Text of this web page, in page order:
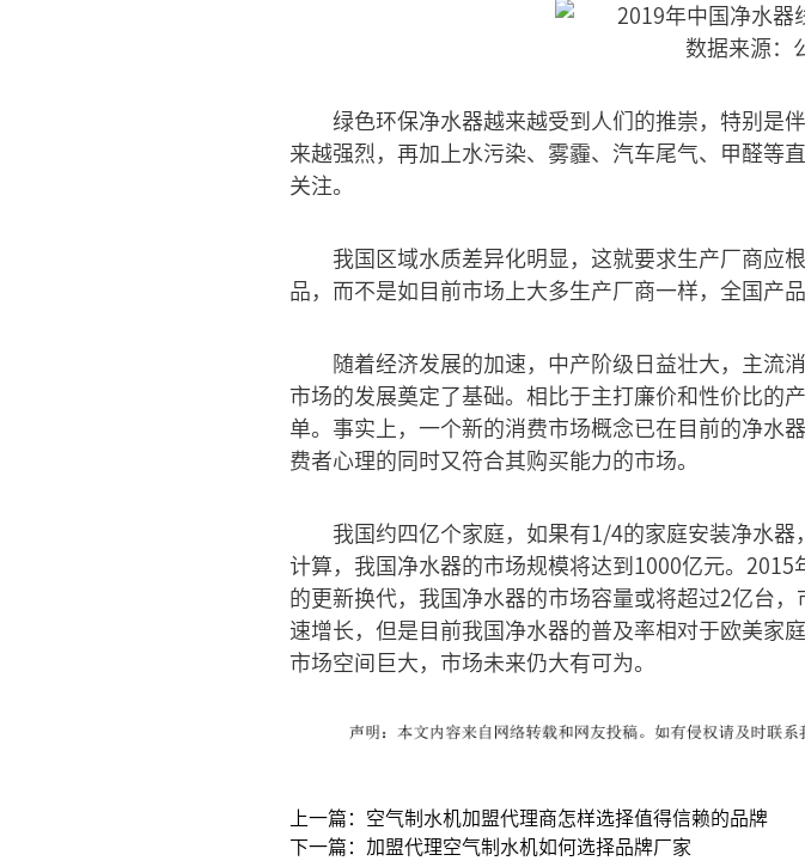
数据来源：
绿色环保净水器越来越受到人们的推崇，特别是
来越强烈，再加上水污染、雾霾、汽车尾气、甲醛等
关注。
我国区域水质差异化明显，这就要求生产厂商应
品，而不是如目前市场上大多生产厂商一样，全国产
随着经济发展的加速，中产阶级日益壮大，主流
市场的发展奠定了基础。相比于主打廉价和性价比的
单。事实上，一个新的消费市场概念已在目前的净水
费者心理的同时又符合其购买能力的市场。
我国约四亿个家庭，如果有1/4的家庭安装净水
计算，我国净水器的市场规模将达到1000亿元。
的更新换代，我国净水器的市场容量或将超过2亿台
速增长，但是目前我国净水器的普及率相对于欧美家
市场空间巨大，市场未来仍大有可为。
上一篇：空气制水机加盟代理商怎样选择值得信赖的品牌
下一篇：加盟代理空气制水机如何选择品牌厂家